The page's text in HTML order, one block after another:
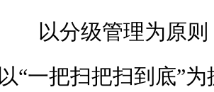
以分级管理为原则
以“一把扫把扫到底”为